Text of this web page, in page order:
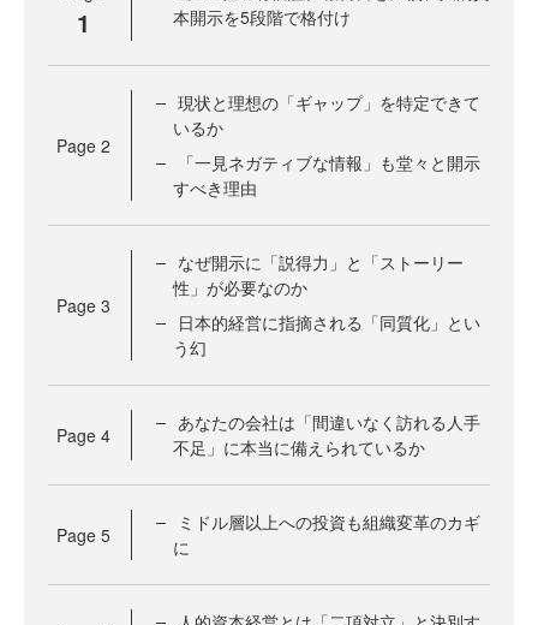
1
本開示を5段階で格付け
Page 2
現状と理想の「ギャップ」を特定できて
いるか
「一見ネガティブな情報」も堂々と開示
すべき理由
Page 3
なぜ開示に「説得力」と「ストーリー
性」が必要なのか
日本的経営に指摘される「同質化」とい
う幻
Page 4
あなたの会社は「間違いなく訪れる人手
不足」に本当に備えられているか
Page 5
ミドル層以上への投資も組織変革のカギ
に